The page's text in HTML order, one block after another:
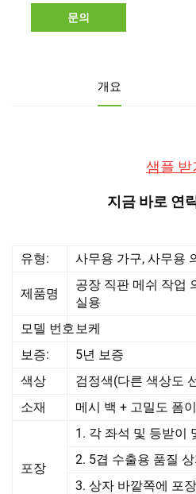
문의
개요
샘플 받
지금 바로 연
유형: 사무용 가구, 사무용
제품명
공장 직판 메쉬 작업
실용
모델 번호보케
보증:
5년 보증
색상
검정색(다른 색상도
소재
메시 백 + 고밀도 폼
포장
1. 각 좌석 및 등받이
2. 5겹 수출용 품질
3. 상자 바깥쪽에 포